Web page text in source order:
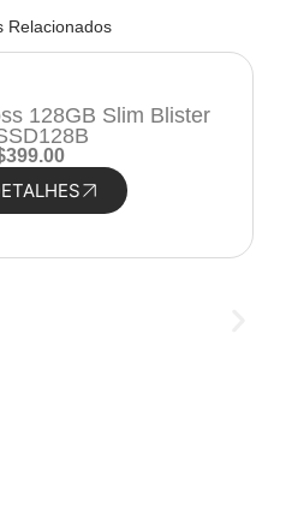
Relacionados
128GB Slim Blister
399.00